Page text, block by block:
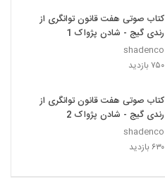
کتاب صوتی هفت قانون توانگری از
رندی گیج - شادن پژواک 1
shadenco
۷۵۰ بازدید
کتاب صوتی هفت قانون توانگری از
رندی گیج - شادن پژواک 2
shadenco
۶۳۰ بازدید